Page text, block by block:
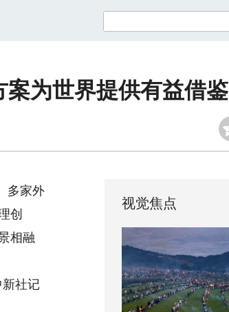
为世界提供有益借鉴
多家外
创
相融
新社记
视觉焦点